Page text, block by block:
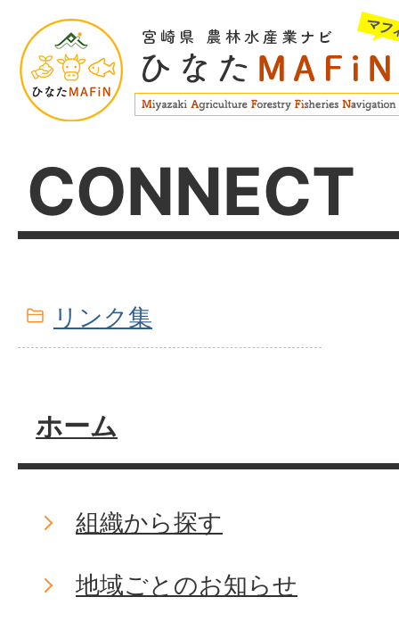
CONNECT
リンク集
ホーム
組織から探す
地域ごとのお知らせ